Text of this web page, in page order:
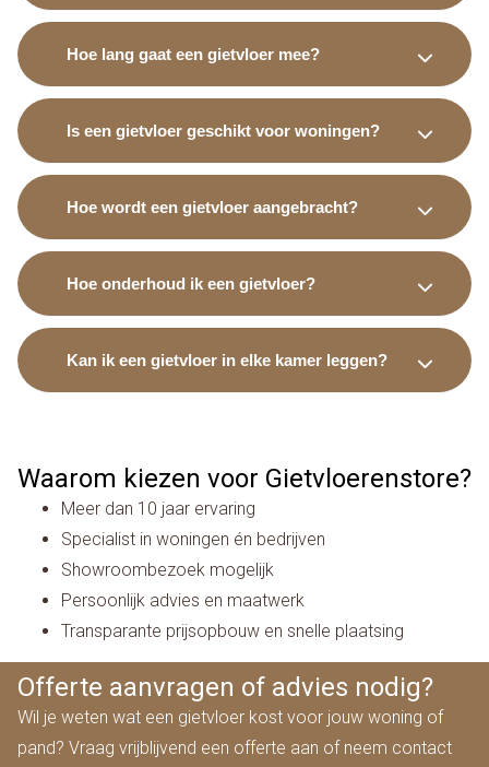
Hoe lang gaat een gietvloer mee?
Is een gietvloer geschikt voor woningen?
Hoe wordt een gietvloer aangebracht?
Hoe onderhoud ik een gietvloer?
Kan ik een gietvloer in elke kamer leggen?
Waarom kiezen voor Gietvloerenstore?
Meer dan 10 jaar ervaring
Specialist in woningen én bedrijven
Showroombezoek mogelijk
Persoonlijk advies en maatwerk
Transparante prijsopbouw en snelle plaatsing
Offerte aanvragen of advies nodig?
Wil je weten wat een gietvloer kost voor jouw woning of
pand? Vraag vrijblijvend een offerte aan of neem contact